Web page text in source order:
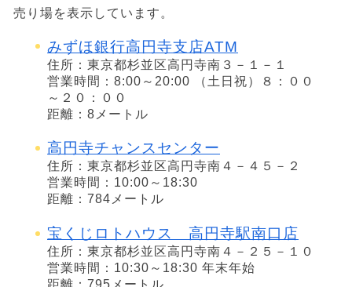
売り場を表示しています。
みずほ銀行高円寺支店ATM
住所：東京都杉並区高円寺南３－１－１
営業時間：8:00～20:00 （土日祝）８：００
～２０：００
距離：8メートル
高円寺チャンスセンター
住所：東京都杉並区高円寺南４－４５－２
営業時間：10:00～18:30
距離：784メートル
宝くじロトハウス 高円寺駅南口店
住所：東京都杉並区高円寺南４－２５－１０
営業時間：10:30～18:30 年末年始
距離：795メートル